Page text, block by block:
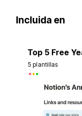
Incluida en
Top 5 Free
5 plantillas